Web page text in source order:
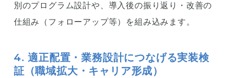
別のプログラム設計や、導入後の振り返り・改善の
仕組み（フォローアップ等）を組み込みます。
4. 適正配置・業務設計につなげる実装検
証（職域拡大・キャリア形成）